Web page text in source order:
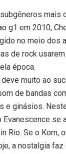
mais
g1 em 2010,
no meio dos
de rock
época.
muito ao
de bandas
e ginásios.
se
Rio. Se o Korn,
a nostalgia